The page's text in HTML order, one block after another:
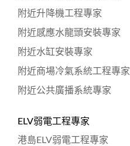
附近升降機工程專家
附近感應水龍頭安裝專家
附近水缸安裝專家
附近商場冷氣系統工程專家
附近公共廣播系統專家
ELV弱電工程專家
港島ELV弱電工程專家